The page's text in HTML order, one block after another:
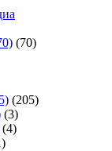
(70)
(205)
(3)
(4)